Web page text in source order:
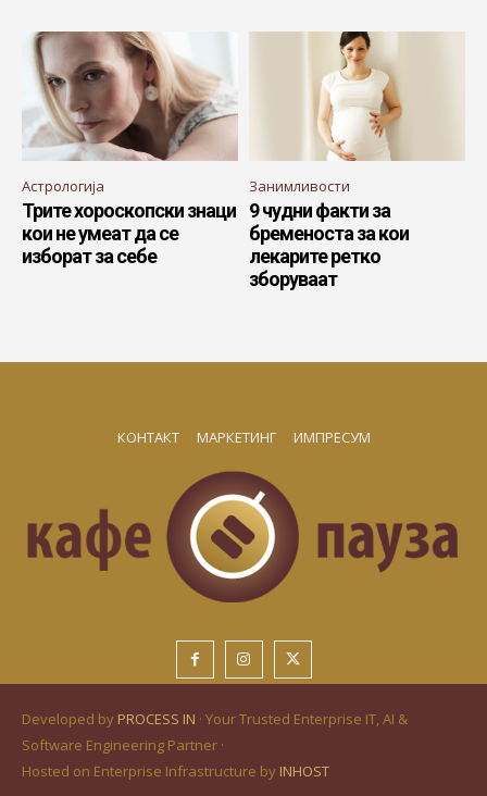
Астрологија
Трите хороскопски знаци
кои не умеат да се
изборат за себе
Занимливости
9 чудни факти за
бременоста за кои
лекарите ретко
зборуваат
КОНТАКТ МАРКЕТИНГ ИМПРЕСУМ
Developed by PROCESS IN · Your Trusted Enterprise IT, AI &
Software Engineering Partner ·
Hosted on Enterprise Infrastructure by INHOST